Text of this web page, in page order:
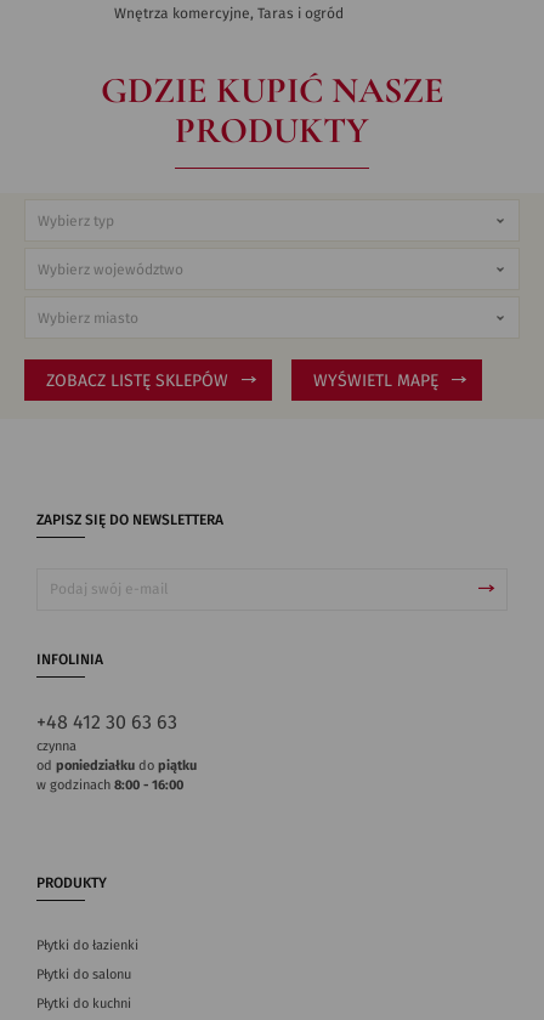
Wnętrza komercyjne, Taras i ogród
GDZIE KUPIĆ NASZE
PRODUKTY
ZOBACZ LISTĘ SKLEPÓW WYŚWIETL MAPĘ
ZAPISZ SIĘ DO NEWSLETTERA
INFOLINIA
+48 412 30 63 63
czynna
od poniedziałku do piątku
w godzinach 8:00 - 16:00
PRODUKTY
Płytki do łazienki
Płytki do salonu
Płytki do kuchni